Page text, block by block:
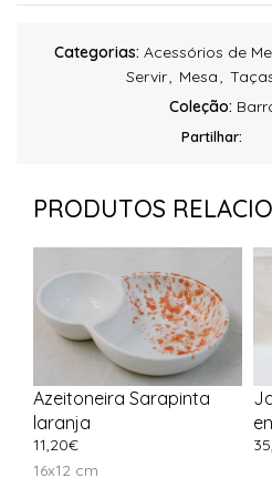
Categorias: Acessórios de
Servir, Mesa,
Coleção:
Partilhar:
PRODUTOS
Azeitoneira Sarapinta
laranja
11,20€
16x12 cm